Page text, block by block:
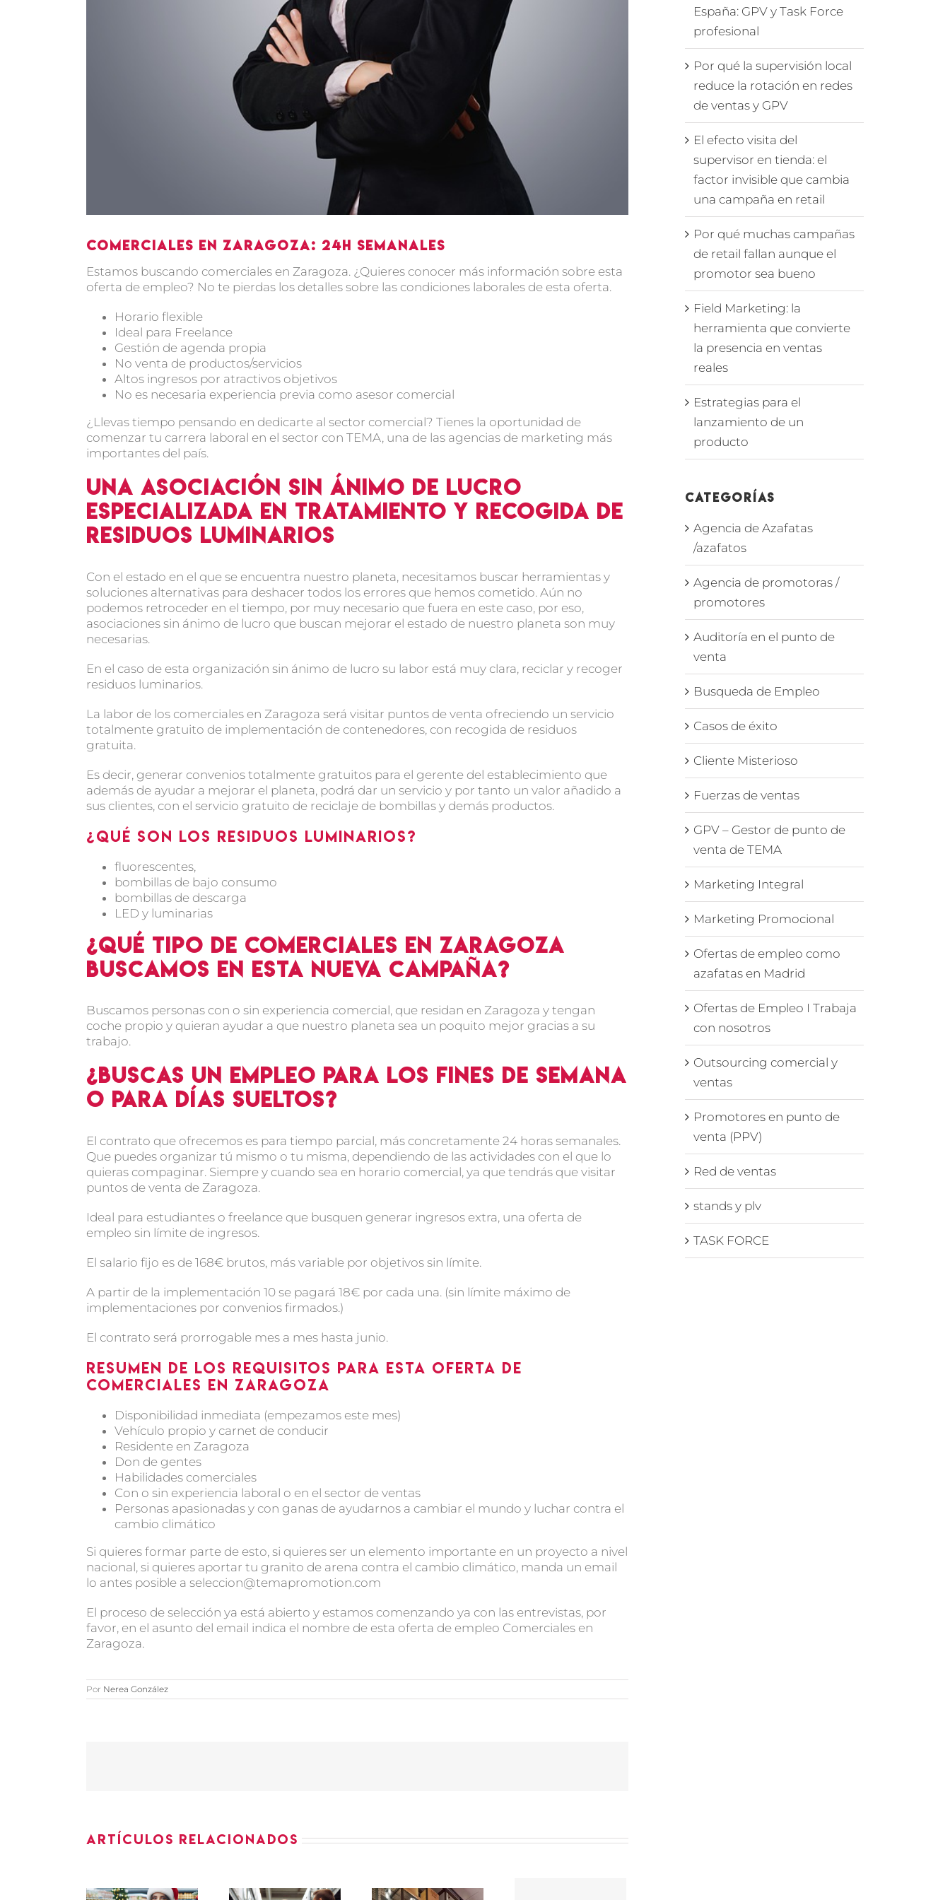
Comerciales en Zaragoza: 24h semanales
Estamos buscando comerciales en Zaragoza. ¿Quieres conocer más información sobre esta
oferta de empleo? No te pierdas los detalles sobre las condiciones laborales de esta oferta.
Horario flexible
Ideal para Freelance
Gestión de agenda propia
No venta de productos/servicios
Altos ingresos por atractivos objetivos
No es necesaria experiencia previa como asesor comercial
¿Llevas tiempo pensando en dedicarte al sector comercial? Tienes la oportunidad de
comenzar tu carrera laboral en el sector con TEMA, una de las agencias de marketing más
importantes del país.
Una asociación sin ánimo de lucro
especializada en tratamiento y recogida de
residuos luminarios
Con el estado en el que se encuentra nuestro planeta, necesitamos buscar herramientas y
soluciones alternativas para deshacer todos los errores que hemos cometido. Aún no
podemos retroceder en el tiempo, por muy necesario que fuera en este caso, por eso,
asociaciones sin ánimo de lucro que buscan mejorar el estado de nuestro planeta son muy
necesarias.
En el caso de esta organización sin ánimo de lucro su labor está muy clara, reciclar y recoger
residuos luminarios.
La labor de los comerciales en Zaragoza será visitar puntos de venta ofreciendo un servicio
totalmente gratuito de implementación de contenedores, con recogida de residuos
gratuita.
Es decir, generar convenios totalmente gratuitos para el gerente del establecimiento que
además de ayudar a mejorar el planeta, podrá dar un servicio y por tanto un valor añadido a
sus clientes, con el servicio gratuito de reciclaje de bombillas y demás productos.
¿Qué son los residuos luminarios?
fluorescentes,
bombillas de bajo consumo
bombillas de descarga
LED y luminarias
¿Qué tipo de comerciales en Zaragoza
buscamos en esta nueva campaña?
Buscamos personas con o sin experiencia comercial, que residan en Zaragoza y tengan
coche propio y quieran ayudar a que nuestro planeta sea un poquito mejor gracias a su
trabajo.
¿Buscas un empleo para los fines de semana
o para días sueltos?
El contrato que ofrecemos es para tiempo parcial, más concretamente 24 horas semanales.
Que puedes organizar tú mismo o tu misma, dependiendo de las actividades con el que lo
quieras compaginar. Siempre y cuando sea en horario comercial, ya que tendrás que visitar
puntos de venta de Zaragoza.
Ideal para estudiantes o freelance que busquen generar ingresos extra, una oferta de
empleo sin límite de ingresos.
El salario fijo es de 168€ brutos, más variable por objetivos sin límite.
A partir de la implementación 10 se pagará 18€ por cada una. (sin límite máximo de
implementaciones por convenios firmados.)
El contrato será prorrogable mes a mes hasta junio.
Resumen de los requisitos para esta oferta de
comerciales en Zaragoza
Disponibilidad inmediata (empezamos este mes)
Vehículo propio y carnet de conducir
Residente en Zaragoza
Don de gentes
Habilidades comerciales
Con o sin experiencia laboral o en el sector de ventas
Personas apasionadas y con ganas de ayudarnos a cambiar el mundo y luchar contra el
cambio climático
Si quieres formar parte de esto, si quieres ser un elemento importante en un proyecto a nivel
nacional, si quieres aportar tu granito de arena contra el cambio climático, manda un email
lo antes posible a seleccion@temapromotion.com
El proceso de selección ya está abierto y estamos comenzando ya con las entrevistas, por
favor, en el asunto del email indica el nombre de esta oferta de empleo Comerciales en
Zaragoza.
Por Nerea González
Artículos relacionados
España: GPV y Task Force
profesional
Por qué la supervisión local
reduce la rotación en redes
de ventas y GPV
El efecto visita del
supervisor en tienda: el
factor invisible que cambia
una campaña en retail
Por qué muchas campañas
de retail fallan aunque el
promotor sea bueno
Field Marketing: la
herramienta que convierte
la presencia en ventas
reales
Estrategias para el
lanzamiento de un
producto
Categorías
Agencia de Azafatas
/azafatos
Agencia de promotoras /
promotores
Auditoría en el punto de
venta
Busqueda de Empleo
Casos de éxito
Cliente Misterioso
Fuerzas de ventas
GPV – Gestor de punto de
venta de TEMA
Marketing Integral
Marketing Promocional
Ofertas de empleo como
azafatas en Madrid
Ofertas de Empleo I Trabaja
con nosotros
Outsourcing comercial y
ventas
Promotores en punto de
venta (PPV)
Red de ventas
stands y plv
TASK FORCE